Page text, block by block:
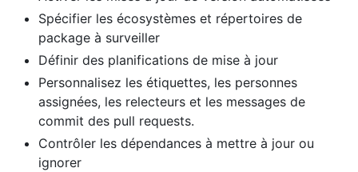
Spécifier les écosystèmes et répertoires de
package à surveiller
Définir des planifications de mise à jour
Personnalisez les étiquettes, les personnes
assignées, les relecteurs et les messages de
commit des pull requests.
Contrôler les dépendances à mettre à jour ou
ignorer